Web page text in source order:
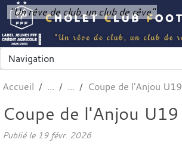
"Un rêve de club, un club de rêve"
Accueil Coupe de l'Anjou U19
Coupe de l'Anjou U19
Publié le 19 févr. 2026
Panneau de gestion des cookies